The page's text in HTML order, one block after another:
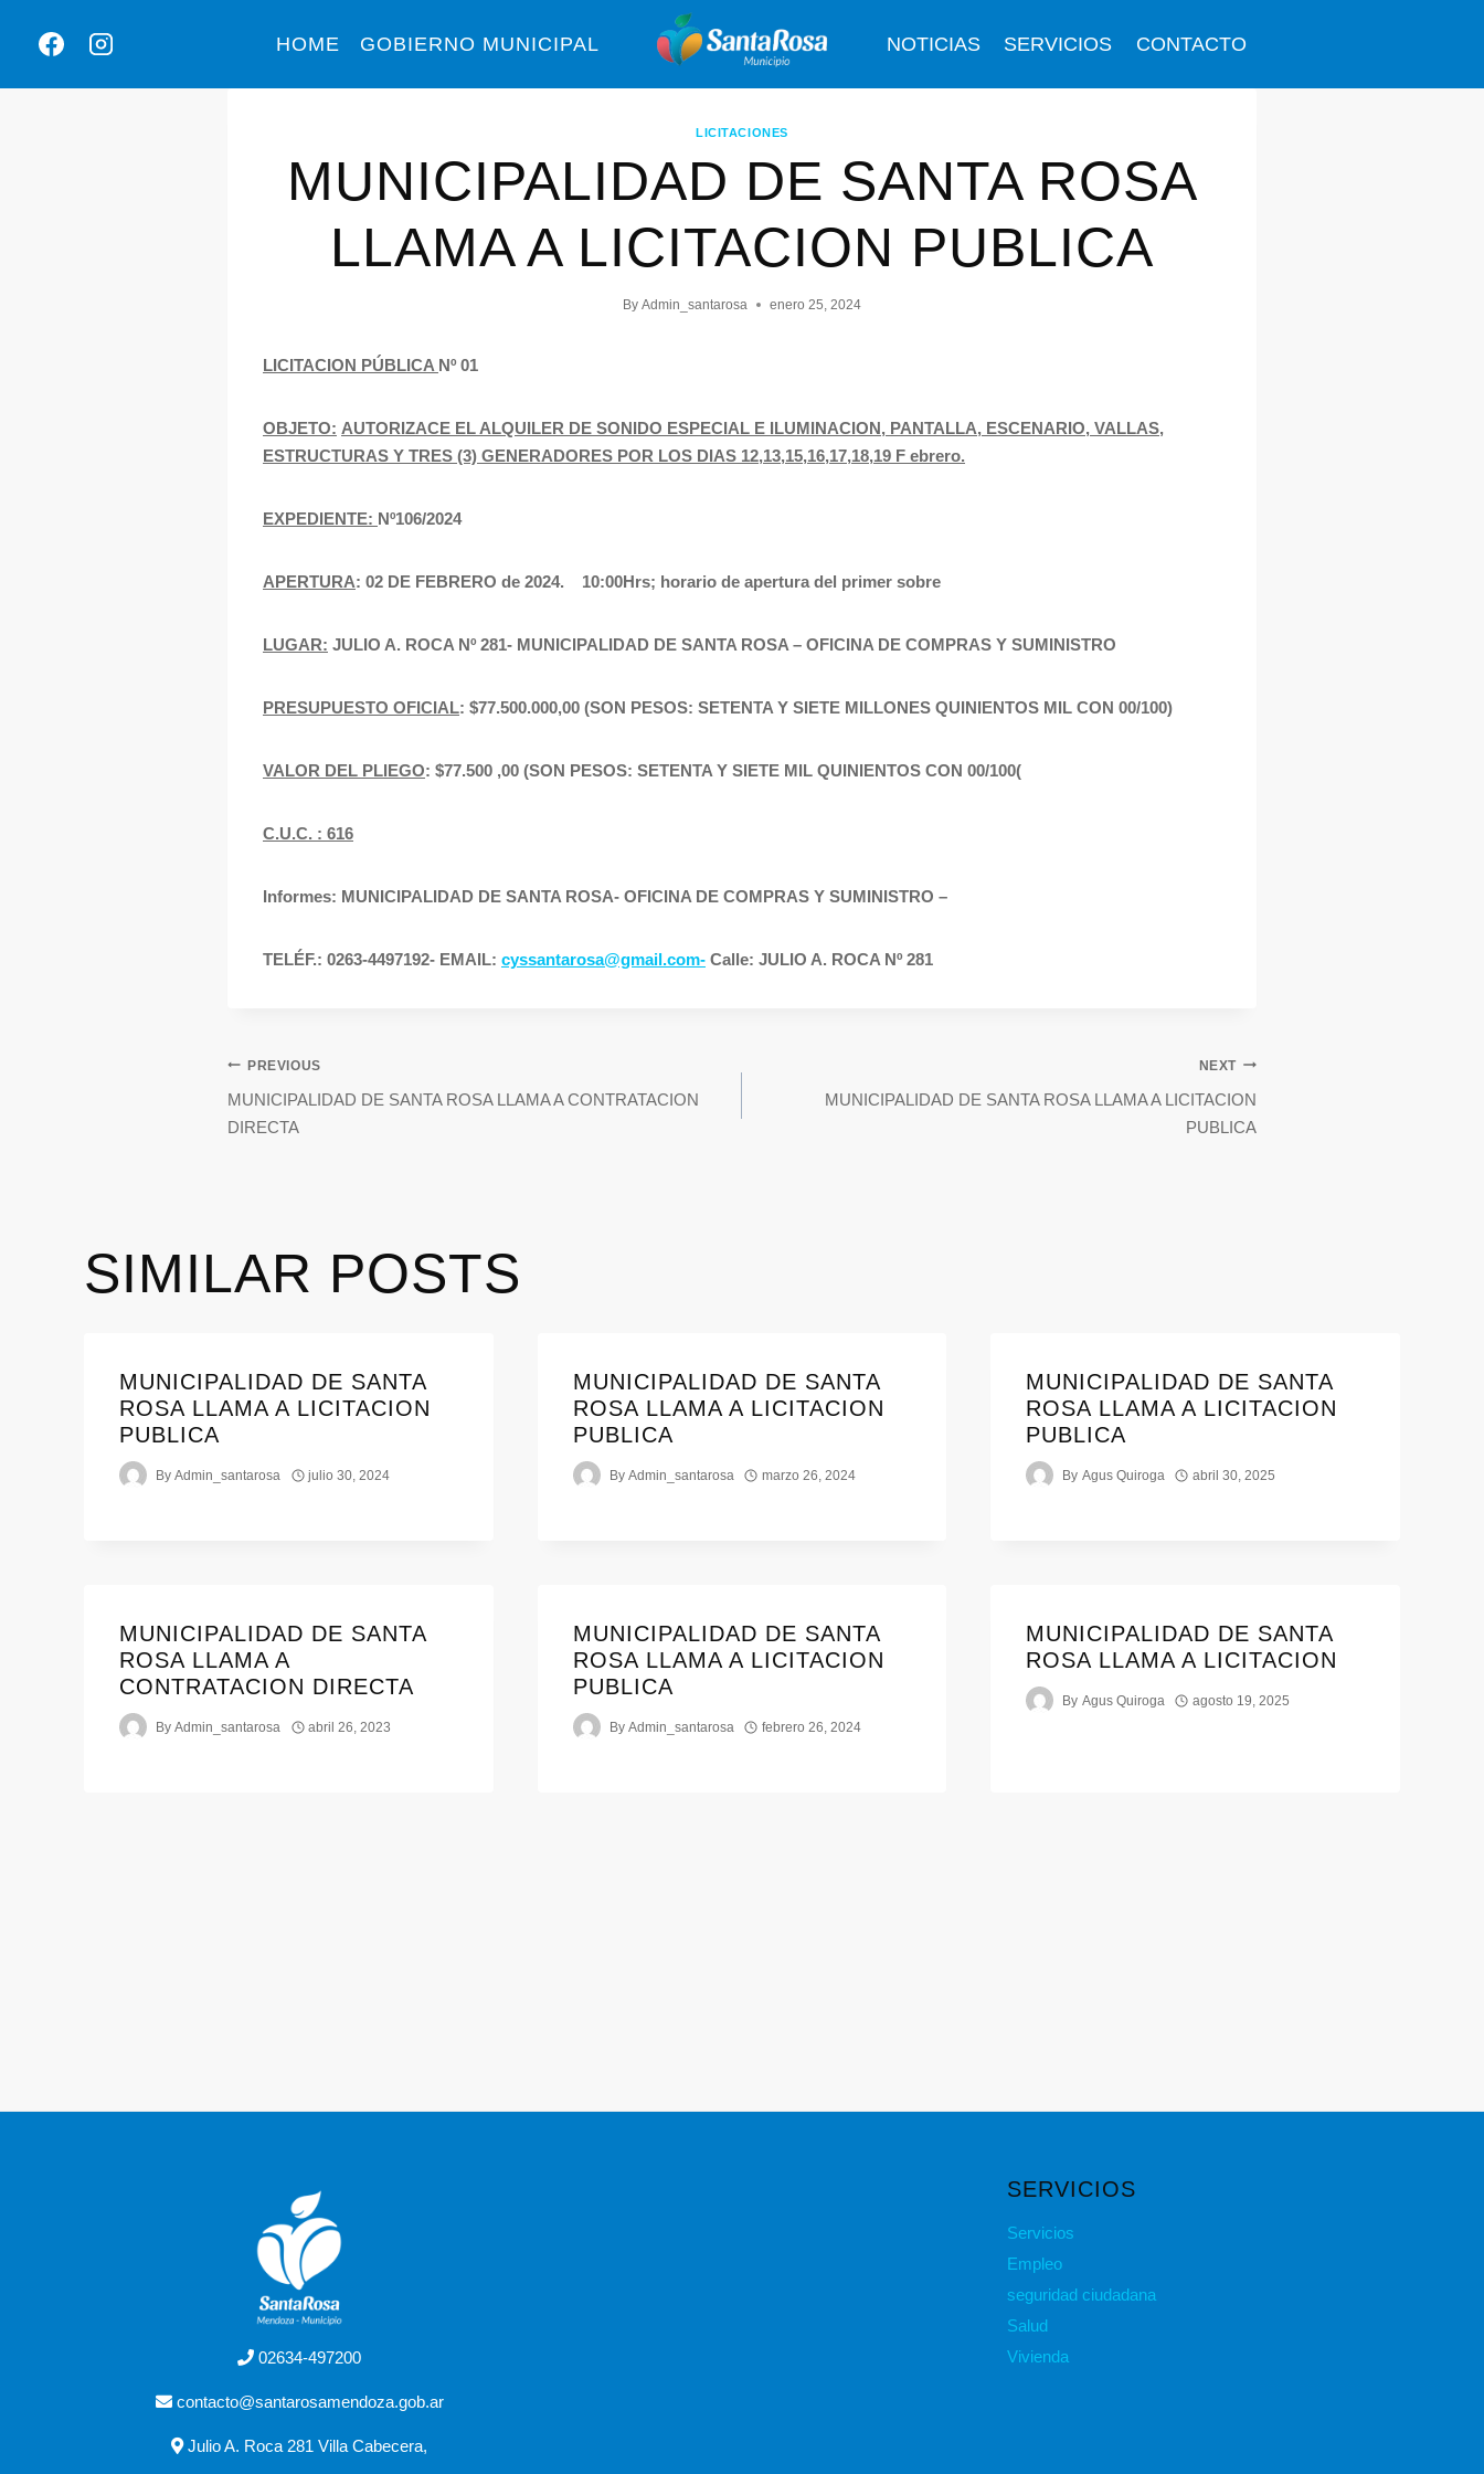
HOME GOBIERNO MUNICIPAL NOTICIAS SERVICIOS CONTACTO
LICITACIONES
MUNICIPALIDAD DE SANTA ROSA
LLAMA A LICITACION PUBLICA
By Admin_santarosa enero 25, 2024
LICITACION PÚBLICA Nº 01
OBJETO: AUTORIZACE EL ALQUILER DE SONIDO ESPECIAL E ILUMINACION, PANTALLA, ESCENARIO, VALLAS,
ESTRUCTURAS Y TRES (3) GENERADORES POR LOS DIAS 12,13,15,16,17,18,19 F ebrero.
EXPEDIENTE: Nº106/2024
APERTURA: 02 DE FEBRERO de 2024. 10:00Hrs; horario de apertura del primer sobre
LUGAR: JULIO A. ROCA Nº 281- MUNICIPALIDAD DE SANTA ROSA – OFICINA DE COMPRAS Y SUMINISTRO
PRESUPUESTO OFICIAL: $77.500.000,00 (SON PESOS: SETENTA Y SIETE MILLONES QUINIENTOS MIL CON 00/100)
VALOR DEL PLIEGO: $77.500 ,00 (SON PESOS: SETENTA Y SIETE MIL QUINIENTOS CON 00/100(
C.U.C. : 616
Informes: MUNICIPALIDAD DE SANTA ROSA- OFICINA DE COMPRAS Y SUMINISTRO –
TELÉF.: 0263-4497192- EMAIL: cyssantarosa@gmail.com- Calle: JULIO A. ROCA Nº 281
PREVIOUS
MUNICIPALIDAD DE SANTA ROSA LLAMA A CONTRATACION
DIRECTA
NEXT
MUNICIPALIDAD DE SANTA ROSA LLAMA A LICITACION
PUBLICA
SIMILAR POSTS
MUNICIPALIDAD DE SANTA
ROSA LLAMA A LICITACION
PUBLICA
By Admin_santarosa julio 30, 2024
MUNICIPALIDAD DE SANTA
ROSA LLAMA A LICITACION
PUBLICA
By Admin_santarosa marzo 26, 2024
MUNICIPALIDAD DE SANTA
ROSA LLAMA A LICITACION
PUBLICA
By Agus Quiroga abril 30, 2025
MUNICIPALIDAD DE SANTA
ROSA LLAMA A
CONTRATACION DIRECTA
By Admin_santarosa abril 26, 2023
MUNICIPALIDAD DE SANTA
ROSA LLAMA A LICITACION
PUBLICA
By Admin_santarosa febrero 26, 2024
MUNICIPALIDAD DE SANTA
ROSA LLAMA A LICITACION
By Agus Quiroga agosto 19, 2025
02634-497200
contacto@santarosamendoza.gob.ar
Julio A. Roca 281 Villa Cabecera,
SERVICIOS
Servicios
Empleo
seguridad ciudadana
Salud
Vivienda